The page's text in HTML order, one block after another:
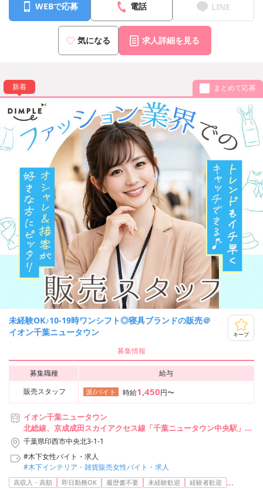
WEBで応募 電話 LINE
気になる 求人詳細を見る
新着 まとめて応募
未経験OK♪10-19時ワンシフト◎寝具ブランドの販売＠
イオン千葉ニュータウン
キープ
募集情報
募集職種
給与
販売スタッフ
派/バイト 時給1,450円〜
イオン千葉ニュータウン
北総線、京成成田スカイアクセス線「千葉ニュータウン中央駅」徒
歩5分
千葉県印西市中央北3-1-1
#木下女性バイト・求人
#木下インテリア・雑貨販売女性バイト・求人
高収入・高額 即日勤務OK 履歴書不要 未経験歓迎 経験者歓迎 ...